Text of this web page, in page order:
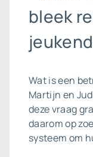
bleek
Wat is een
Martijn en
deze vraag
daarom op
systeem om